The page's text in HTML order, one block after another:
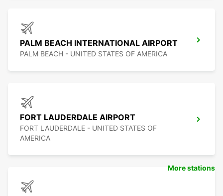
PALM BEACH INTERNATIONAL AIRPORT
PALM BEACH - UNITED STATES OF AMERICA
FORT LAUDERDALE AIRPORT
FORT LAUDERDALE - UNITED STATES OF
AMERICA
More stations